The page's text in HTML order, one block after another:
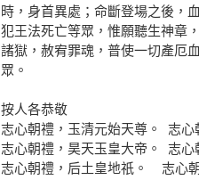
時，身首異處；命斷登場之後，
犯王法死亡等眾，惟願聽生神章
諸獄，赦宥罪魂，普使一切產厄
眾。
按人各恭敬
志心朝禮，玉清元始天尊。 志
志心朝禮，昊天玉皇大帝。 志
志心朝禮，后土皇地祇。 志心